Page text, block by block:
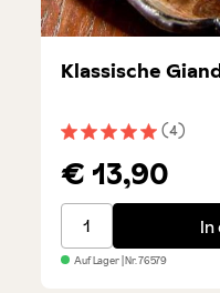
Durchschnittliche
(4)
Klassische
€ 13,90
Klassische
Auf Lager| Nr.76579